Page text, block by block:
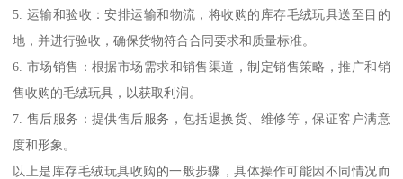
5. 运输和验收：安排运输和物流，将收购的库存毛绒玩具送至目的
地，并进行验收，确保货物符合合同要求和质量标准。
6. 市场销售：根据市场需求和销售渠道，制定销售策略，推广和销
售收购的毛绒玩具，以获取利润。
7. 售后服务：提供售后服务，包括退换货、维修等，保证客户满意
度和形象。
以上是库存毛绒玩具收购的一般步骤，具体操作可能因不同情况而